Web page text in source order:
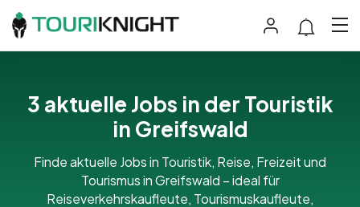
3 aktuelle Jobs in der Touristik
in Greifswald
Finde aktuelle Jobs in Touristik, Reise, Freizeit und
Tourismus in Greifswald – ideal für
Reiseverkehrskaufleute, Tourismuskaufleute,